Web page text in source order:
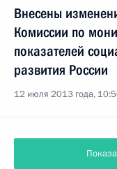
Внесены
Комиссии по
показателей
развития России
12 июля 2013 года,